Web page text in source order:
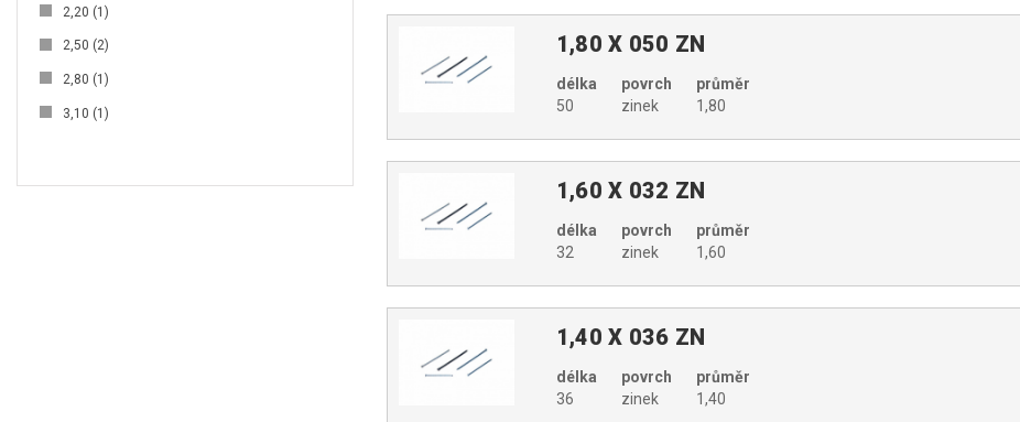
2,20 (1)
2,50 (2)
2,80 (1)
3,10 (1)
1,80 X 050 ZN
délka
50
povrch
zinek
průměr
1,80
1,60 X 032 ZN
délka
32
povrch
zinek
průměr
1,60
1,40 X 036 ZN
délka
36
povrch
zinek
průměr
1,40